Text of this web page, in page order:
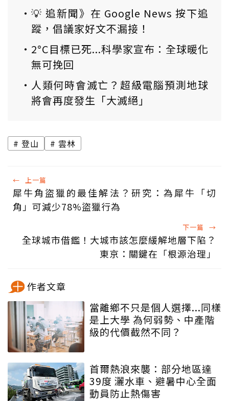
💡 追新聞》在 Google News 按下追
蹤，倡議家好文不漏接！
2°C目標已死...科學家宣布：全球暖化
無可挽回
人類何時會滅亡？超級電腦預測地球
將會再度發生「大滅絕」
登山 雲林
← 上一篇
犀牛角盜獵的最佳解法？研究：為犀牛「切
角」可減少78%盜獵行為
下一篇 →
全球城市借鑑！大城市該怎麼緩解地層下陷？
東京：關鍵在「根源治理」
作者文章
當離鄉不只是個人選擇...同樣
是上大學 為何弱勢、中產階
級的代價截然不同？
首爾熱浪來襲：部分地區達
39度 灑水車、避暑中心全面
動員防止熱傷害